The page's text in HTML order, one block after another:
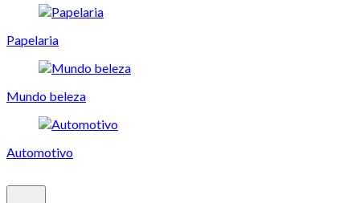
Papelaria
Mundo beleza
Automotivo